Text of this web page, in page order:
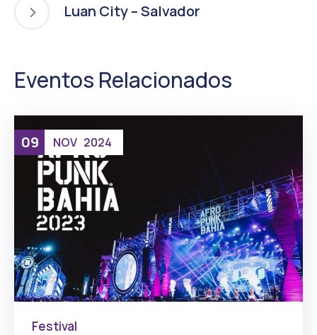
Luan City – Salvador
Eventos Relacionados
09 NOV 2024
Festival